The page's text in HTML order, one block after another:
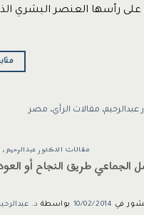
على رأسها العنصر البشري
عبدالرحيم، مقالات الرأي، مصر
مقالات الدكتور عبدالرحيم،
الجماعي طريق النجاح أو
في 10/02/2014 بواسطة د.